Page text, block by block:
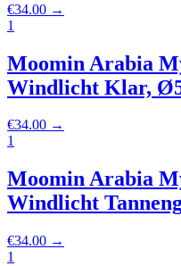
€34.00 →
1
Moomin Arabia
Windlicht Klar,
€34.00 →
1
Moomin Arabia
Windlicht
€34.00 →
1